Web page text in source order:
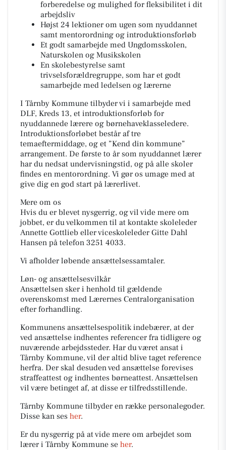
forberedelse og mulighed for fleksibilitet i dit
arbejdsliv
Højst 24 lektioner om ugen som nyuddannet
samt mentorordning og introduktionsforløb
Et godt samarbejde med Ungdomsskolen,
Naturskolen og Musikskolen
En skolebestyrelse samt
trivselsforældregruppe, som har et godt
samarbejde med ledelsen og lærerne
I Tårnby Kommune tilbyder vi i samarbejde med
DLF, Kreds 13, et introduktionsforløb for
nyuddannede lærere og børnehaveklasseledere.
Introduktionsforløbet består af tre
temaeftermiddage, og et ”Kend din kommune”
arrangement. De første to år som nyuddannet lærer
har du nedsat undervisningstid, og på alle skoler
findes en mentorordning. Vi gør os umage med at
give dig en god start på lærerlivet.
Mere om os
Hvis du er blevet nysgerrig, og vil vide mere om
jobbet, er du velkommen til at kontakte skoleleder
Annette Gottlieb eller viceskoleleder Gitte Dahl
Hansen på telefon 3251 4033.
Vi afholder løbende ansættelsessamtaler.
Løn- og ansættelsesvilkår
Ansættelsen sker i henhold til gældende
overenskomst med Lærernes Centralorganisation
efter forhandling.
Kommunens ansættelsespolitik indebærer, at der
ved ansættelse indhentes referencer fra tidligere og
nuværende arbejdssteder. Har du været ansat i
Tårnby Kommune, vil der altid blive taget reference
herfra. Der skal desuden ved ansættelse forevises
straffeattest og indhentes børneattest. Ansættelsen
vil være betinget af, at disse er tilfredsstillende.
Tårnby Kommune tilbyder en række personalegoder.
Disse kan ses her.
Er du nysgerrig på at vide mere om arbejdet som
lærer i Tårnby Kommune se her.